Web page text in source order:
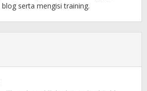
serta mengisi training.